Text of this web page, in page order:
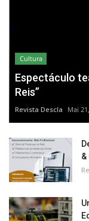
Cultura
Espectáculo
Reis”
Revista Descla Mai
&